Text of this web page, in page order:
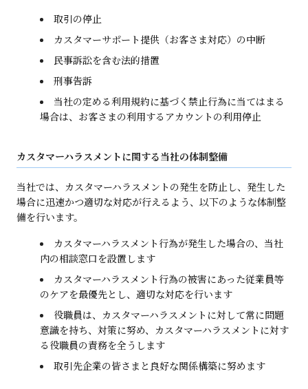
取引の停止
カスタマーサポート提供（お客さま対応）の中断
民事訴訟を含む法的措置
刑事告訴
当社の定める利用規約に基づく禁止行為に当てはまる
場合は、お客さまの利用するアカウントの利用停止
カスタマーハラスメントに関する当社の体制整備
当社では、カスタマーハラスメントの発生を防止し、発生した
場合に迅速かつ適切な対応が行えるよう、以下のような体制整
備を行います。
カスタマーハラスメント行為が発生した場合の、当社
内の相談窓口を設置します
カスタマーハラスメント行為の被害にあった従業員等
のケアを最優先とし、適切な対応を行います
役職員は、カスタマーハラスメントに対して常に問題
意識を持ち、対策に努め、カスタマーハラスメントに対す
る役職員の責務を全うします
取引先企業の皆さまと良好な関係構築に努めます